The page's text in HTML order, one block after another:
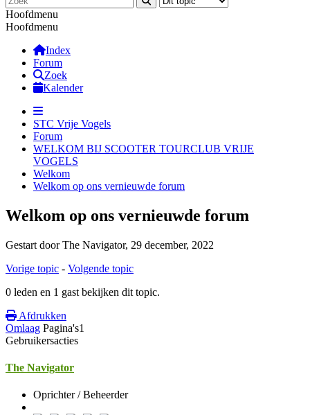
Hoofdmenu
Hoofdmenu
Index
Forum
Zoek
Kalender
STC Vrije Vogels
Forum
WELKOM BIJ SCOOTER TOURCLUB VRIJE
VOGELS
Welkom
Welkom op ons vernieuwde forum
Welkom op ons vernieuwde forum
Gestart door The Navigator, 29 december, 2022
Vorige topic - Volgende topic
0 leden en 1 gast bekijken dit topic.
Afdrukken
Omlaag Pagina's1
Gebruikersacties
The Navigator
Oprichter / Beheerder